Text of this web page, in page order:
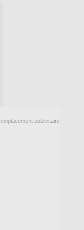
emplacement publicitaire